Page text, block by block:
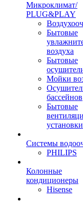
Микроклимат/
PLUG&PLAY
Бытовые
воздуха
Бытовые
Мойки
бассейнов
Бытовые
установки
Системы
PHILIPS
Колонные
кондиционеры
Hisense